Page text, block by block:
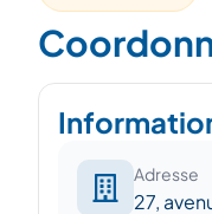
Adresse
27,